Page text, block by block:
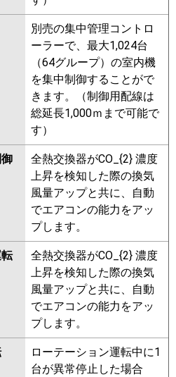
別売の集中管理コントロ
ーラーで、最大1,024台
（64グループ）の室内機
を集中制御することがで
きます。（制御用配線は
総延長1,000ｍまで可能で
す）
全熱交換器がCO_{2} 濃度
上昇を検知した際の換気
風量アップと共に、自動
でエアコンの能力をアッ
プします。
全熱交換器がCO_{2} 濃度
上昇を検知した際の換気
風量アップと共に、自動
でエアコンの能力をアッ
プします。
ローテーション運転中に1
台が異常停止した場合